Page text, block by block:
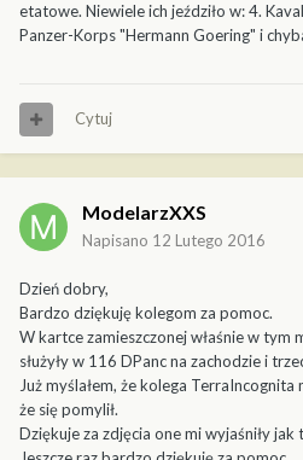
etatowe. Niewiele ich jeździło w: 4.
Panzer-Korps "Hermann Goering" i
Cytuj
ModelarzXXS
Napisano 12 Lutego 2016
Dzień dobry,
Bardzo dziękuję kolegom za pomoc.
W kartce zamieszczonej właśnie w tym
służyły w 116 DPanc na zachodzie i
Już myślałem, że kolega TerraIncognita
że się pomylił.
Dziękuje za zdjęcia one mi wyjaśniły jak